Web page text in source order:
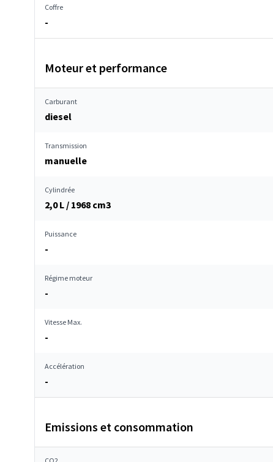
Coffre
-
Moteur et performance
Carburant
diesel
Transmission
manuelle
Cylindrée
2,0 L / 1968 cm3
Puissance
-
Régime moteur
-
Vitesse Max.
-
Accélération
-
Emissions et consommation